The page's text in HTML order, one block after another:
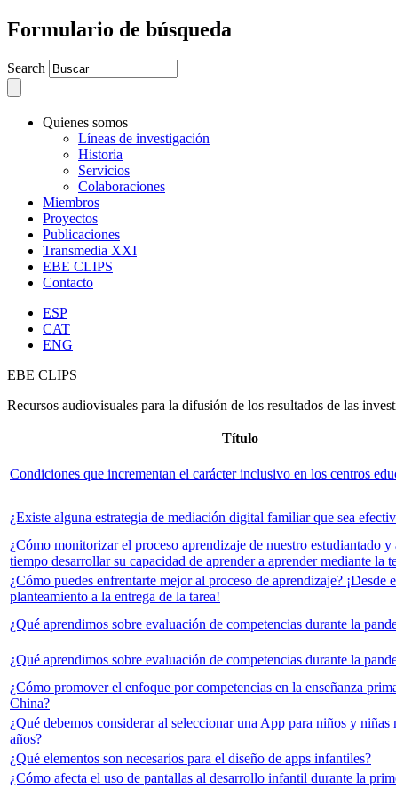
Formulario de búsqueda
Search
Quienes somos
Líneas de investigación
Historia
Servicios
Colaboraciones
Miembros
Proyectos
Publicaciones
Transmedia XXI
EBE CLIPS
Contacto
ESP
CAT
ENG
EBE CLIPS
Recursos audiovisuales para la difusión de los resultados de las
Título
Condiciones que incrementan el carácter inclusivo en los centros
¿Existe alguna estrategia de mediación digital familiar que sea
¿Cómo monitorizar el proceso aprendizaje de nuestro estudiantado y
tiempo desarrollar su capacidad de aprender a aprender mediante la
¿Cómo puedes enfrentarte mejor al proceso de aprendizaje? ¡Desde
planteamiento a la entrega de la tarea!
¿Qué aprendimos sobre evaluación de competencias durante la
¿Qué aprendimos sobre evaluación de competencias durante la
¿Cómo promover el enfoque por competencias en la enseñanza
China?
¿Qué debemos considerar al seleccionar una App para niños y niñas
años?
¿Qué elementos son necesarios para el diseño de apps infantiles?
¿Cómo afecta el uso de pantallas al desarrollo infantil durante la